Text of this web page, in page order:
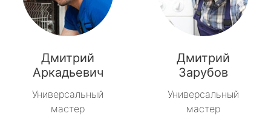
Дмитрий
Аркадьевич
Универсальный
мастер
Дмитрий
Зарубов
Универсальный
мастер